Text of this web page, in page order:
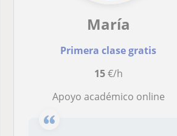
María
Primera clase gratis
15€/h
Apoyo académico online